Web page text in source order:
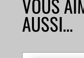
VOUS
AUSSI…